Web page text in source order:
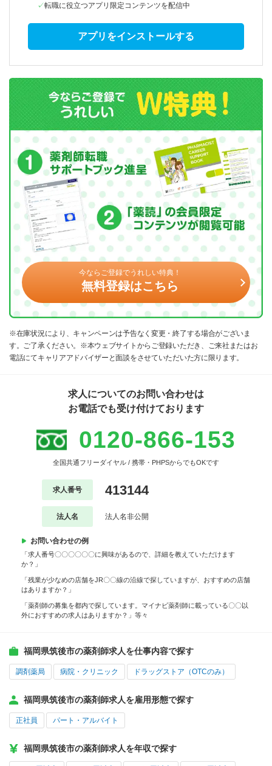
転職に役立つアプリ限定コンテンツを配信中
アプリをインストールする
今ならご登録でうれしい特典！
無料登録はこちら
※在庫状況により、キャンペーンは予告なく変更・終了する場合がございま
す。ご了承ください。※本ウェブサイトからご登録いただき、ご来社またはお
電話にてキャリアアドバイザーと面談をさせていただいた方に限ります。
求人についてのお問い合わせは
お電話でも受け付けております
0120-866-153
全国共通フリーダイヤル / 携帯・PHPSからでもOKです
求人番号 413144
法人名 法人名非公開
お問い合わせの例
「求人番号〇〇〇〇〇〇に興味があるので、詳細を教えていただけます
か？」
「残業が少なめの店舗をJR〇〇線の沿線で探していますが、おすすめの店舗
はありますか？」
「薬剤師の募集を都内で探しています。マイナビ薬剤師に載っている〇〇以
外におすすめの求人はありますか？」等々
福岡県筑後市の薬剤師求人を仕事内容で探す
調剤薬局 病院・クリニック ドラッグストア（OTCのみ）
福岡県筑後市の薬剤師求人を雇用形態で探す
正社員 パート・アルバイト
福岡県筑後市の薬剤師求人を年収で探す